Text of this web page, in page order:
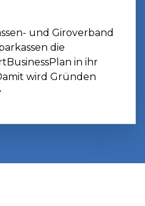
und Giroverband
die
in ihr
wird Gründen